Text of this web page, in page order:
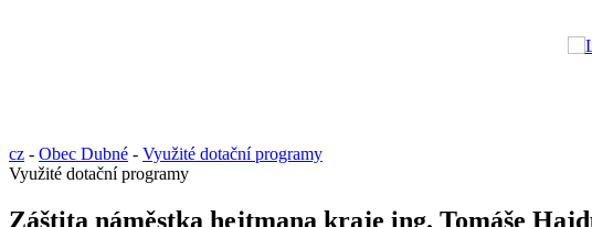
cz - Obec Dubné - Využité dotační programy
Využité dotační programy
Záštita náměstka hejtmana kraje ing. Tomáše